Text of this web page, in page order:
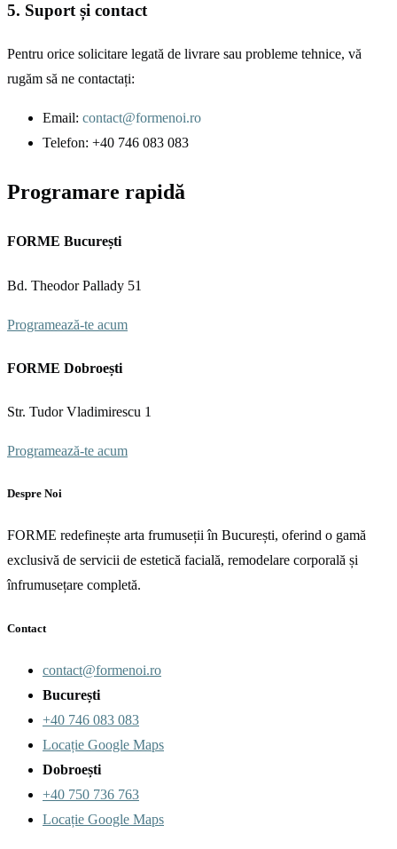
5. Suport și contact
Pentru orice solicitare legată de livrare sau probleme tehnice, vă
rugăm să ne contactați:
Email: contact@formenoi.ro
Telefon: +40 746 083 083
Programare rapidă
FORME București
Bd. Theodor Pallady 51
Programează-te acum
FORME Dobroești
Str. Tudor Vladimirescu 1
Programează-te acum
Despre Noi
FORME redefinește arta frumuseții în București, oferind o gamă
exclusivă de servicii de estetică facială, remodelare corporală și
înfrumusețare completă.
Contact
contact@formenoi.ro
București
+40 746 083 083
Locație Google Maps
Dobroești
+40 750 736 763
Locație Google Maps